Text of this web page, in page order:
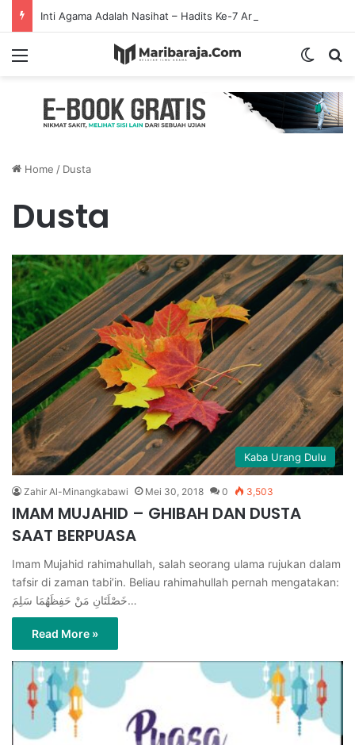
Inti Agama Adalah Nasihat – Hadits Ke-7 Arbain Nawawi
Home / Dusta
Dusta
Kaba Urang Dulu
Zahir Al-Minangkabawi Mei 30, 2018 0 3,503
IMAM MUJAHID – GHIBAH DAN DUSTA
SAAT BERPUASA
Imam Mujahid rahimahullah, salah seorang ulama rujukan dalam
tafsir di zaman tabi’in. Beliau rahimahullah pernah mengatakan:
خَصْلَتَانِ مَنْ حَفِظَهُمَا سَلِمَ…
Read More »